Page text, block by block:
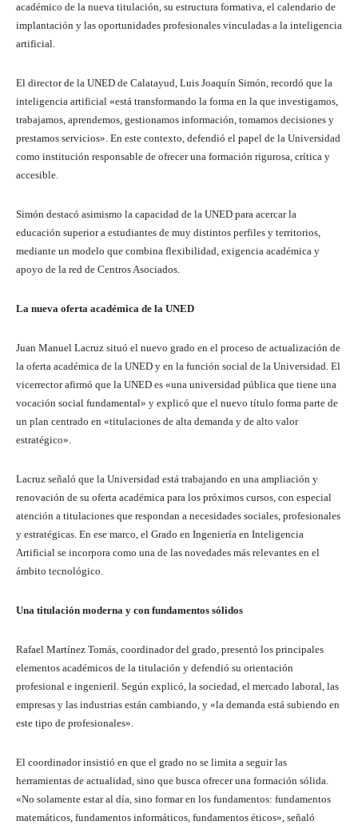
académico de la nueva titulación, su estructura formativa, el calendario de
implantación y las oportunidades profesionales vinculadas a la inteligencia
artificial.
El director de la UNED de Calatayud, Luis Joaquín Simón, recordó que la
inteligencia artificial «está transformando la forma en la que investigamos,
trabajamos, aprendemos, gestionamos información, tomamos decisiones y
prestamos servicios». En este contexto, defendió el papel de la Universidad
como institución responsable de ofrecer una formación rigurosa, crítica y
accesible.
Simón destacó asimismo la capacidad de la UNED para acercar la
educación superior a estudiantes de muy distintos perfiles y territorios,
mediante un modelo que combina flexibilidad, exigencia académica y
apoyo de la red de Centros Asociados.
La nueva oferta académica de la UNED
Juan Manuel Lacruz situó el nuevo grado en el proceso de actualización de
la oferta académica de la UNED y en la función social de la Universidad. El
vicerrector afirmó que la UNED es «una universidad pública que tiene una
vocación social fundamental» y explicó que el nuevo título forma parte de
un plan centrado en «titulaciones de alta demanda y de alto valor
estratégico».
Lacruz señaló que la Universidad está trabajando en una ampliación y
renovación de su oferta académica para los próximos cursos, con especial
atención a titulaciones que respondan a necesidades sociales, profesionales
y estratégicas. En ese marco, el Grado en Ingeniería en Inteligencia
Artificial se incorpora como una de las novedades más relevantes en el
ámbito tecnológico.
Una titulación moderna y con fundamentos sólidos
Rafael Martínez Tomás, coordinador del grado, presentó los principales
elementos académicos de la titulación y defendió su orientación
profesional e ingenieril. Según explicó, la sociedad, el mercado laboral, las
empresas y las industrias están cambiando, y «la demanda está subiendo en
este tipo de profesionales».
El coordinador insistió en que el grado no se limita a seguir las
herramientas de actualidad, sino que busca ofrecer una formación sólida.
«No solamente estar al día, sino formar en los fundamentos: fundamentos
matemáticos, fundamentos informáticos, fundamentos éticos», señaló